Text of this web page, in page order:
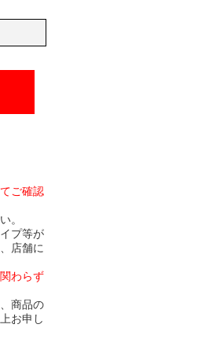
ご確認
。
プ等が
店舗に
わらず
商品の
お申し